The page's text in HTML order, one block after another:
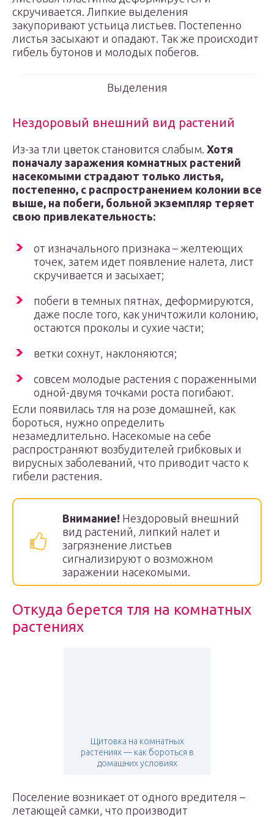
скручивается. Липкие выделения
закупоривают устьица листьев. Постепенно
листья засыхают и опадают. Так же происходит
гибель бутонов и молодых побегов.
Выделения
Нездоровый внешний вид растений
Из-за тли цветок становится слабым. Хотя
поначалу заражения комнатных растений
насекомыми страдают только листья,
постепенно, с распространением колонии все
выше, на побеги, больной экземпляр теряет
свою привлекательность:
от изначального признака – желтеющих
точек, затем идет появление налета, лист
скручивается и засыхает;
побеги в темных пятнах, деформируются,
даже после того, как уничтожили колонию,
остаются проколы и сухие части;
ветки сохнут, наклоняются;
совсем молодые растения с пораженными
одной-двумя точками роста погибают.
Если появилась тля на розе домашней, как
бороться, нужно определить
незамедлительно. Насекомые на себе
распространяют возбудителей грибковых и
вирусных заболеваний, что приводит часто к
гибели растения.
Внимание! Нездоровый внешний
вид растений, липкий налет и
загрязнение листьев
сигнализируют о возможном
заражении насекомыми.
Откуда берется тля на комнатных
растениях
Щитовка на комнатных
растениях — как бороться в
домашних условиях
Поселение возникает от одного вредителя –
летающей самки, что производит